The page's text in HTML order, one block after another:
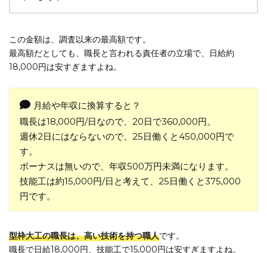
この金額は、調査以来の最高額です。
最高額だとしても、職長と言われる責任者の立場で、日給約
18,000円は安すぎますよね。
月給や年収に換算すると？
職長は18,000円/日なので、20日で360,000円。
週休2日にはならないので、25日働くと450,000円で
す。
ボーナスは無いので、年収500万円未満になります。
技能工は約15,000円/日と考えて、25日働くと375,000
円です。
型枠大工の職長は、高い技術を持つ職人です。
職長で日給18,000円、技能工で15,000円は安すぎますよね。